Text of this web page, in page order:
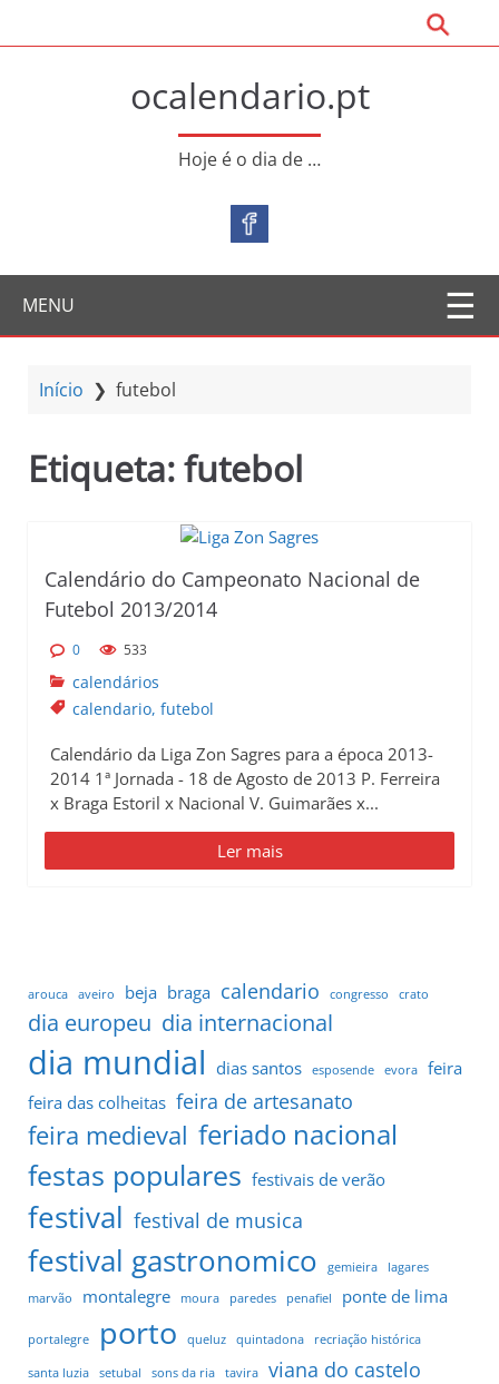
o
o
31 de
ocalendario.pt
Hoje é o dia de …
MENU
Início ❯ futebol
Etiqueta:futebol
Calendário do Campeonato Nacional de
Futebol 2013/2014
0 533
calendários
calendario, futebol
Calendário da Liga Zon Sagres para a época 2013-
2014 1ª Jornada - 18 de Agosto de 2013 P. Ferreira
x Braga Estoril x Nacional V. Guimarães x...
Ler mais
arouca aveiro beja braga calendario congresso crato
dia europeu dia internacional
dia mundial dias santos esposende evora
feira
feira das colheitas feira de artesanato
feira medieval feriado nacional
festas populares festivais de verão
festival festival de musica
festival gastronomico gemieira
lagares
marvão
montalegre moura paredes penafiel ponte de lima
portalegre porto queluz quintadona recriação histórica
santa luzia setubal sons da ria tavira viana do castelo